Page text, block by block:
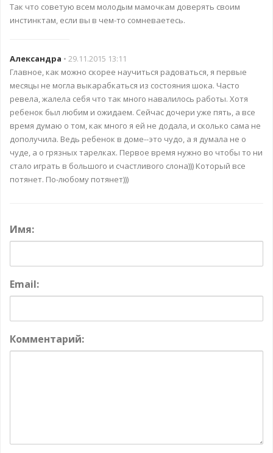
Так что советую всем молодым мамочкам доверять своим
инстинктам, если вы в чем-то сомневаетесь.
Александра • 29.11.2015 13:11
Главное, как можно скорее научиться радоваться, я первые
месяцы не могла выкарабкаться из состояния шока. Часто
ревела, жалела себя что так много навалилось работы. Хотя
ребенок был любим и ожидаем. Сейчас дочери уже пять, а все
время думаю о том, как много я ей не додала, и сколько сама не
дополучила. Ведь ребенок в доме--это чудо, а я думала не о
чуде, а о грязных тарелках. Первое время нужно во чтобы то ни
стало играть в большого и счастливого слона))) Который все
потянет. По-любому потянет)))
Имя:
Email:
Комментарий: